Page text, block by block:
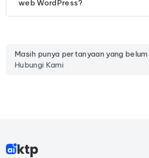
web WordPress?
Masih punya pertanyaan yang
Hubungi Kami